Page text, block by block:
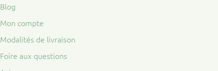
Blog
Mon compte
Modalités de livraison
Foire aux questions